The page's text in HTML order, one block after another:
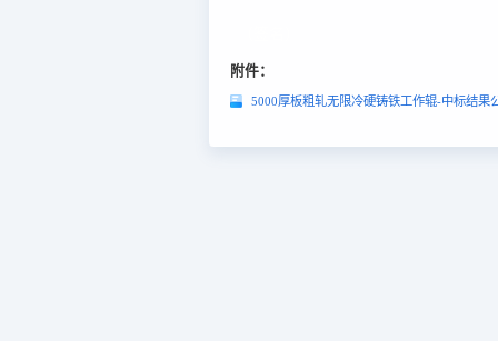
附件：
5000厚板粗轧无限冷硬铸铁工作辊-中标结果